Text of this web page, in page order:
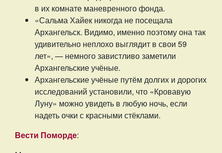
в их комнате маневренного фонда.
«Сальма Хайек никогда не посещала
Архангельск. Видимо, именно поэтому она так
удивительно неплохо выглядит в свои 59
лет», — немного завистливо заметили
Архангельские учёные.
Архангельские учёные путём долгих и дорогих
исследований установили, что «Кровавую
Луну» можно увидеть в любую ночь, если
надеть очки с красными стёклами.
Вести Поморде: